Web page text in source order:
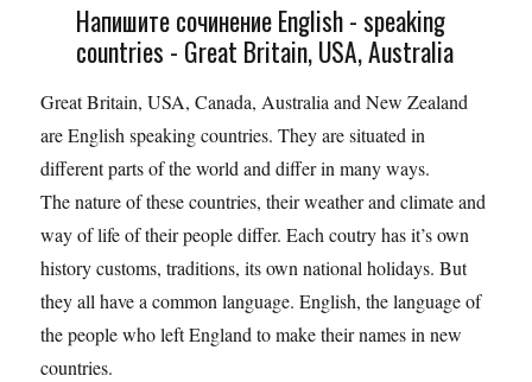
Напишите сочинение English - speaking
countries - Great Britain, USA, Australia
Great Britain, USA, Canada, Australia and New Zealand
are English speaking countries. They are situated in
different parts of the world and differ in many ways.
The nature of these countries, their weather and climate and
way of life of their people differ. Each coutry has it’s own
history customs, traditions, its own national holidays. But
they all have a common language. English, the language of
the people who left England to make their names in new
countries.